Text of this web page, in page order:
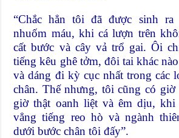
“Chắc hẳn tôi đã được sinh ra
nhuốm máu, khi cá lượn trên
cất bước và cây vả trổ gai. Ôi
tiếng kêu ghê tởm, đôi tai khác
và dáng đi kỳ cục nhất trong các
chân. Thế nhưng, tôi cũng có
giờ thật oanh liệt và êm dịu,
vẳng tiếng reo hò và ngành
dưới bước chân tôi đấy”.